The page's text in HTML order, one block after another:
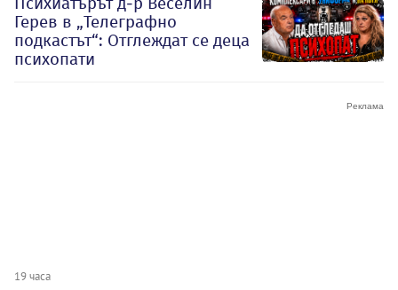
Герев в „Телеграфно
подкастът“: Отглеждат се деца
психопати
19 часа